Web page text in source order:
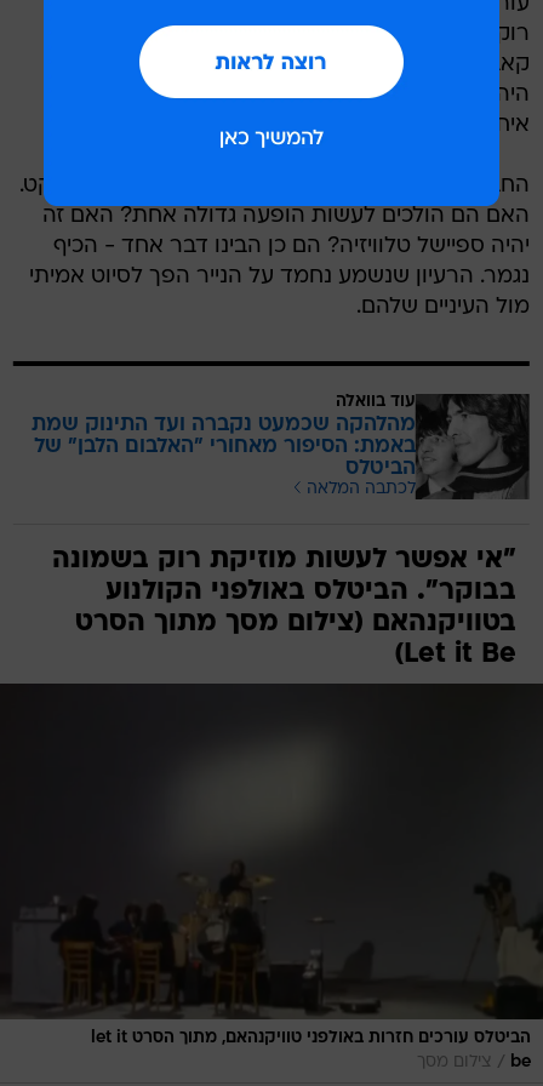
רוקנ'רול ישנים של צ'אק בארי, כמו גם ניסיונות לבצע
קאברים לשירים של בוב דילן. זה הרגיש כמו פעם. זה
היה כיף. ואז, באיחור של שעה וחצי "בגלל שהרכבת
איחרה", פול הגיע.
החבורה עדיין לא ידעה בדיוק מה המטרה של הפרויקט.
האם הם הולכים לעשות הופעה גדולה אחת? האם זה
יהיה ספיישל טלוויזיה? הם כן הבינו דבר אחד - הכיף
נגמר. הרעיון שנשמע נחמד על הנייר הפך לסיוט אמיתי
מול העיניים שלהם.
עוד בוואלה
מהלהקה שכמעט נקברה ועד התינוק שמת
באמת: הסיפור מאחורי "האלבום הלבן" של
הביטלס
לכתבה המלאה
"אי אפשר לעשות מוזיקת רוק בשמונה
בבוקר". הביטלס באולפני הקולנוע
בטוויקנהאם (צילום מסך מתוך הסרט
Let it Be)
הביטלס עורכים חזרות באולפני טוויקנהאם, מתוך הסרט let it
be
/ צילום מסך